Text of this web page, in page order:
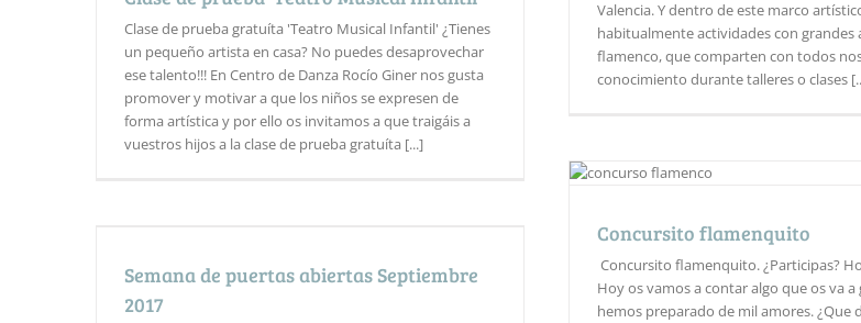
Valencia. Y dentro de este marco
habitualmente actividades con grandes
flamenco, que comparten con todos
conocimiento durante talleres o clases
Clase de prueba gratuíta 'Teatro Musical Infantil' ¿Tienes
un pequeño artista en casa? No puedes desaprovechar
ese talento!!! En Centro de Danza Rocío Giner nos gusta
promover y motivar a que los niños se expresen de
forma artística y por ello os invitamos a que traigáis a
vuestros hijos a la clase de prueba gratuíta [...]
Concursito flamenquito
Concursito flamenquito. ¿Participas?
Hoy os vamos a contar algo que os va
hemos preparado de mil amores. ¿Que
Semana de puertas abiertas Septiembre
2017